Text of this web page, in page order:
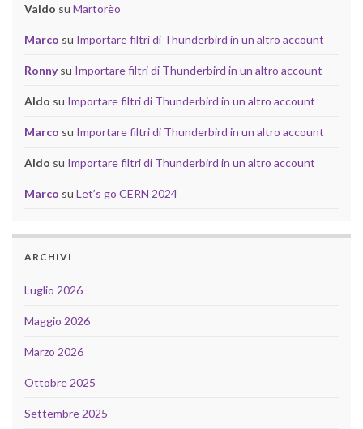
Valdo su Martorèo
Marco su Importare filtri di Thunderbird in un altro account
Ronnysu Importare filtri di Thunderbird in un altro account
Aldo su Importare filtri di Thunderbird in un altro account
Marco su Importare filtri di Thunderbird in un altro account
Aldo su Importare filtri di Thunderbird in un altro account
Marco su Let’s go CERN 2024
ARCHIVI
Luglio 2026
Maggio 2026
Marzo 2026
Ottobre 2025
Settembre 2025